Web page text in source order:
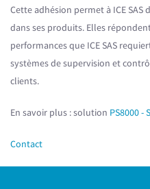
Cette adhésion permet à ICE SAS
dans ses produits. Elles
performances que ICE SAS
systèmes de supervision et
clients.
En savoir plus : solution PS8000 -
Contact